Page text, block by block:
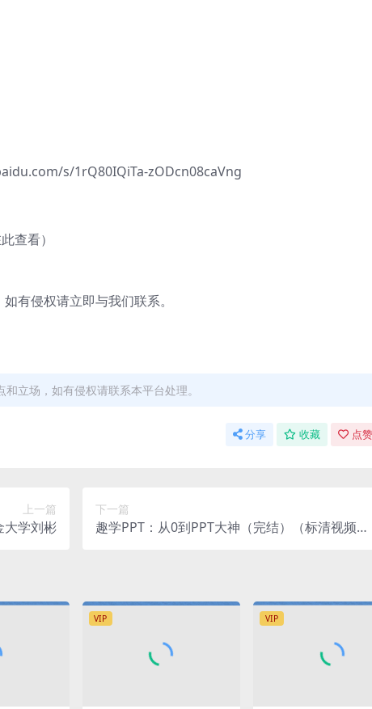
s/1rQ80IQiTa-zODcn08caVng
查看）
侵权请立即与我们联系。
立场，如有侵权请联系本平台处理。
分享 收藏 点
上一篇
大学刘彬
下一篇
趣学PPT：从0到PPT大神（完结）（标清视频）
VIP VIP